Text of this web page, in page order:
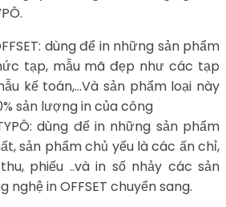
dùng để in những sản phẩm
tạp, mẫu mã đẹp như các tạp
kế toán,…Và sản phẩm loại này
sản lượng in của công
dùng để in những sản phẩm
sản phẩm chủ yếu là các ấn chỉ,
phiếu ..và in số nhảy các sản
nghệ in OFFSET chuyển sang.